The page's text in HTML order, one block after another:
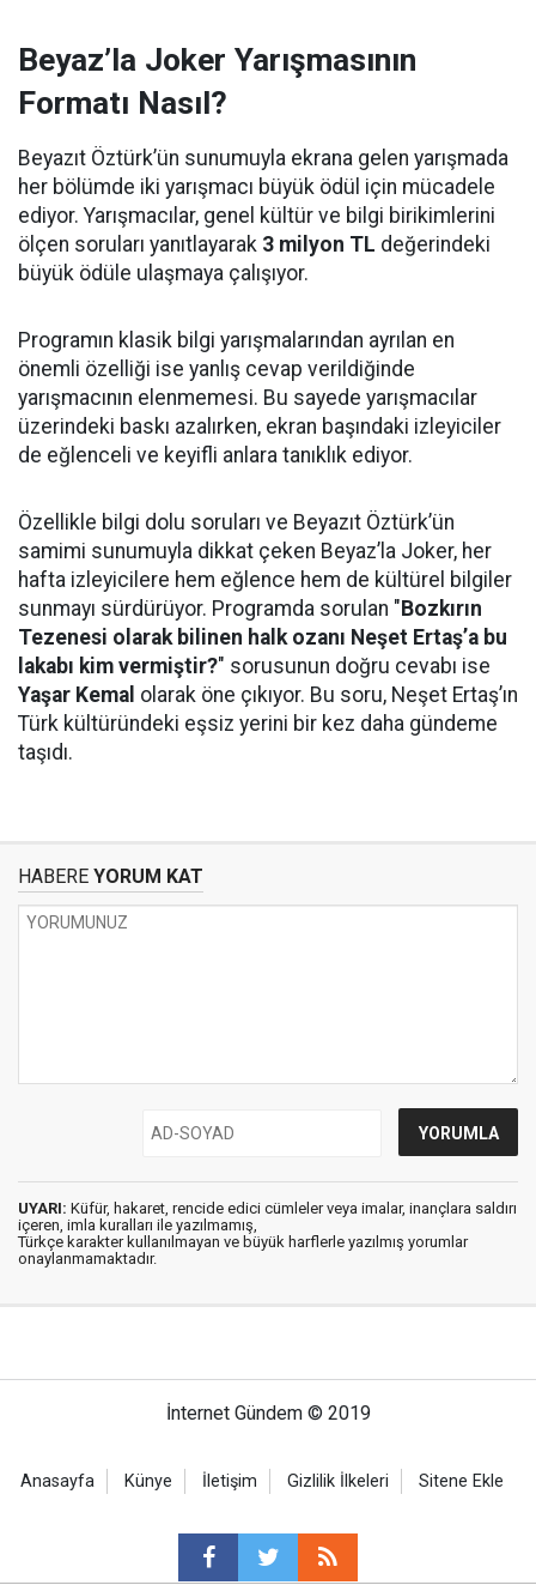
Beyaz’la Joker Yarışmasının
Formatı Nasıl?
Beyazıt Öztürk’ün sunumuyla ekrana gelen yarışmada
her bölümde iki yarışmacı büyük ödül için mücadele
ediyor. Yarışmacılar, genel kültür ve bilgi birikimlerini
ölçen soruları yanıtlayarak 3 milyon TL değerindeki
büyük ödüle ulaşmaya çalışıyor.
Programın klasik bilgi yarışmalarından ayrılan en
önemli özelliği ise yanlış cevap verildiğinde
yarışmacının elenmemesi. Bu sayede yarışmacılar
üzerindeki baskı azalırken, ekran başındaki izleyiciler
de eğlenceli ve keyifli anlara tanıklık ediyor.
Özellikle bilgi dolu soruları ve Beyazıt Öztürk’ün
samimi sunumuyla dikkat çeken Beyaz’la Joker, her
hafta izleyicilere hem eğlence hem de kültürel bilgiler
sunmayı sürdürüyor. Programda sorulan " Bozkırın
Tezenesi olarak bilinen halk ozanı Neşet Ertaş’a bu
lakabı kim vermiştir?" sorusunun doğru cevabı ise
Yaşar Kemal olarak öne çıkıyor. Bu soru, Neşet Ertaş’ın
Türk kültüründeki eşsiz yerini bir kez daha gündeme
taşıdı.
HABERE YORUM KAT
UYARI: Küfür, hakaret, rencide edici cümleler veya imalar, inançlara saldırı
içeren, imla kuralları ile yazılmamış,
Türkçe karakter kullanılmayan ve büyük harflerle yazılmış yorumlar
onaylanmamaktadır.
İnternet Gündem © 2019
Anasayfa Künye İletişim Gizlilik İlkeleri Sitene Ekle